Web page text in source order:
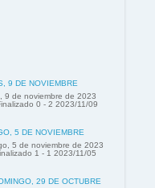
9 DE NOVIEMBRE
9 de noviembre de 2023
0 - 2 2023/11/09
5 DE NOVIEMBRE
5 de noviembre de 2023
1 - 1 2023/11/05
29 DE OCTUBRE